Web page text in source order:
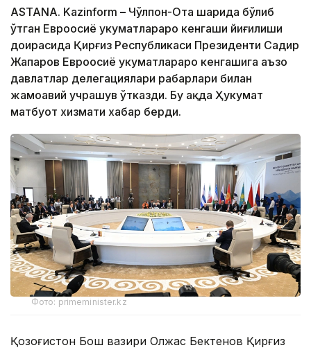
ASTANA. Kazinform – Чўлпон-Ота шаҳрида бўлиб
ўтган Евроосиё ҳукуматлараро кенгаши йиғилиши
доирасида Қирғиз Республикаси Президенти Садир
Жапаров Евроосиё ҳукуматлараро кенгашига аъзо
давлатлар делегациялари раҳбарлари билан
жамоавий учрашув ўтказди. Бу ҳақда Ҳукумат
матбуот хизмати хабар берди.
Фото: primeminister.kz
Қозоғистон Бош вазири Олжас Бектенов Қирғиз